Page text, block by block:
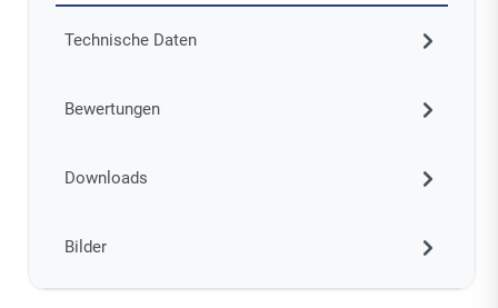
Technische Daten
Bewertungen
Downloads
Bilder